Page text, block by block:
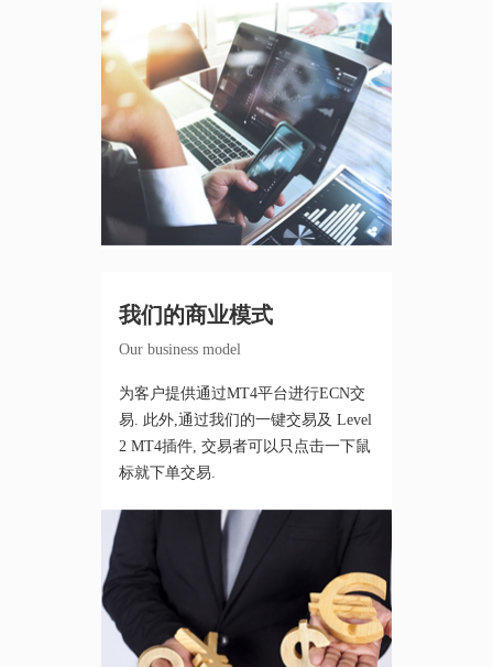
我们的商业模式
Our business model
为客户提供通过MT4平台进行ECN交
易. 此外,通过我们的一键交易及 Level
2 MT4插件, 交易者可以只点击一下鼠
标就下单交易.